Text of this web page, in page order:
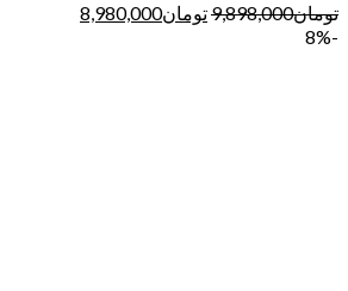
تومان9,898,000تومان8,980,000
-8%